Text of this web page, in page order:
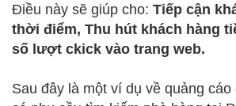
Điều này sẽ giúp cho: Tiếp cận
thời điểm, Thu hút khách hàng
số lượt ckick vào trang web.
Sau đây là một ví dụ về quảng cáo